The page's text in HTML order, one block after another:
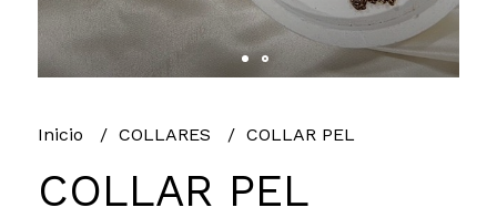
Inicio COLLARES COLLAR PEL
COLLAR PEL